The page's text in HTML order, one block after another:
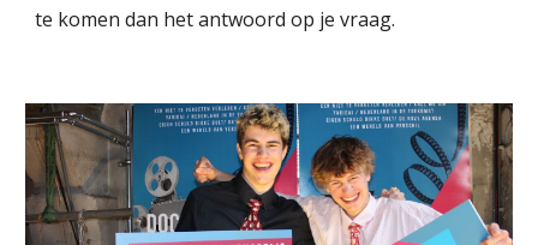
te komen dan het antwoord op je vraag.